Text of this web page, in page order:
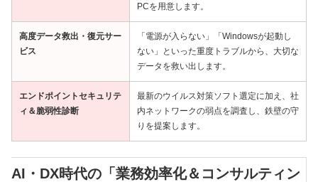
PCを用意します。
高度データ救出・復元サー
ビス
「電源が入らない」「Windowsが起動し
ない」といった重度トラブルから、大切な
データを救い出します。
エンドポイントセキュリテ
ィ＆脆弱性診断
最新のウイルス対策ソフト選定に加え、社
内ネットワークの弱点を調査し、鉄壁の守
りを提案します。
AI・DX時代の「業務効率化＆コンサルティン